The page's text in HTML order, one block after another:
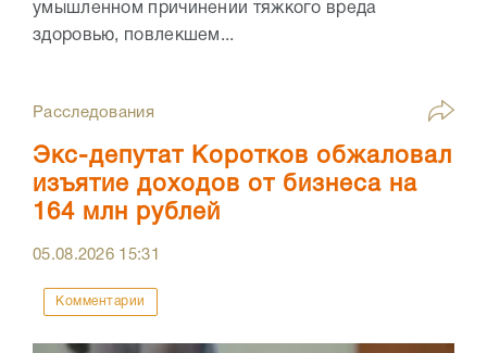
умышленном причинении тяжкого вреда
здоровью, повлекшем...
Расследования
Экс-депутат Коротков обжаловал
изъятие доходов от бизнеса на
164 млн рублей
05.08.2026 15:31
Комментарии